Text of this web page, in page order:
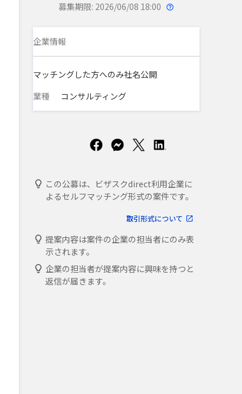
募集期限: 2026/06/08 18:00
企業情報
マッチングした方へのみ社名公開
業種
コンサルティング
この公募は、ビザスクdirect利用企業に
よるセルフマッチング形式の案件です。
取引形式について
提案内容は案件の企業の担当者にのみ表
示されます。
企業の担当者が提案内容に興味を持つと
返信が届きます。